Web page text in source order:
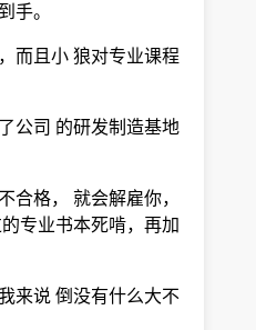
手。
而且小 狼对专业课程
公司 的研发制造基地
合格， 就会解雇你，
专业书本死啃，再加
来说 倒没有什么大不